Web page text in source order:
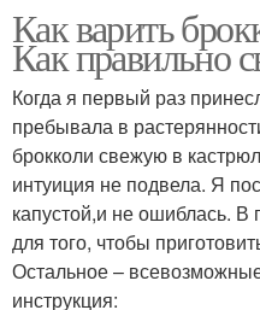
Как варить
Как правильно
Когда я первый раз
пребывала в
брокколи свежую в
интуиция не подвела. Я
капустой,и не ошиблась. В
для того, чтобы
Остальное –
инструкция: